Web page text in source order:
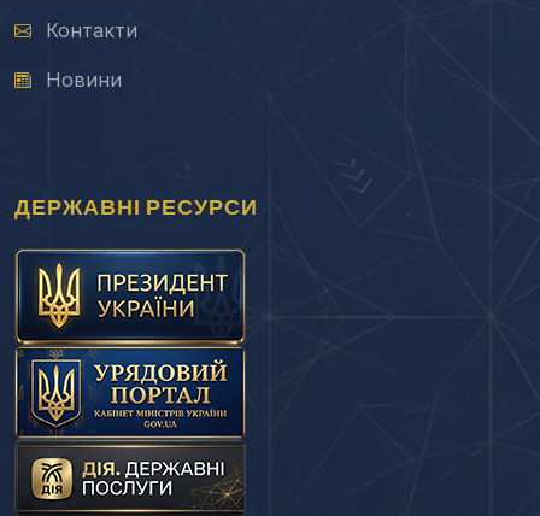
Контакти
Новини
ДЕРЖАВНІ РЕСУРСИ